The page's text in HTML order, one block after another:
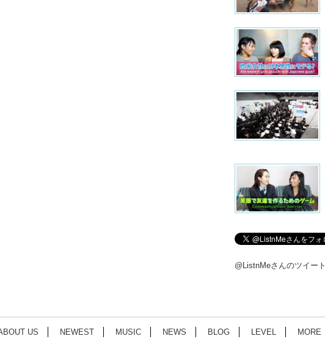
@ListnMeさんのツイート
US NEWEST MUSIC NEWS BLOG LEVEL MORE